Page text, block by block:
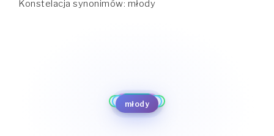
Konstelacja synonimów: młody
młody
chłopak
dzieciak
gołowąs
małolat
młody
młody człowiek
młodzik
młokos
niedojrzały
niedorosły
nieletni
niepełnoletni